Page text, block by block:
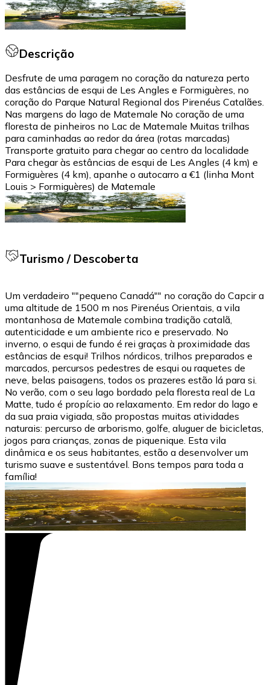
Descrição
Desfrute de uma paragem no coração da natureza perto
das estâncias de esqui de Les Angles e Formiguères, no
coração do Parque Natural Regional dos Pirenéus Catalães.
Nas margens do lago de Matemale No coração de uma
floresta de pinheiros no Lac de Matemale Muitas trilhas
para caminhadas ao redor da área (rotas marcadas)
Transporte gratuito para chegar ao centro da localidade
Para chegar às estâncias de esqui de Les Angles (4 km) e
Formiguères (4 km), apanhe o autocarro a €1 (linha Mont
Louis > Formiguères) de Matemale
Turismo / Descoberta
Um verdadeiro ""pequeno Canadá"" no coração do Capcir a
uma altitude de 1500 m nos Pirenéus Orientais, a vila
montanhosa de Matemale combina tradição catalã,
autenticidade e um ambiente rico e preservado. No
inverno, o esqui de fundo é rei graças à proximidade das
estâncias de esqui! Trilhos nórdicos, trilhos preparados e
marcados, percursos pedestres de esqui ou raquetes de
neve, belas paisagens, todos os prazeres estão lá para si.
No verão, com o seu lago bordado pela floresta real de La
Matte, tudo é propício ao relaxamento. Em redor do lago e
da sua praia vigiada, são propostas muitas atividades
naturais: percurso de arborismo, golfe, aluguer de bicicletas,
jogos para crianças, zonas de piquenique. Esta vila
dinâmica e os seus habitantes, estão a desenvolver um
turismo suave e sustentável. Bons tempos para toda a
família!